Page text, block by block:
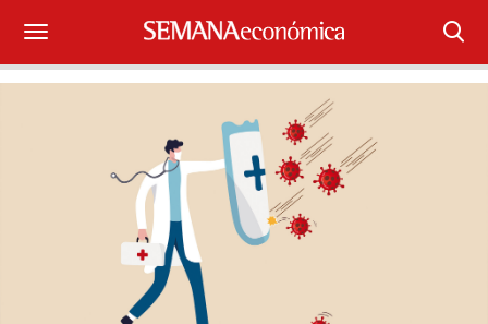
Suscríbase
Portada
¿Qué está pasando?
Sectores y Empresas